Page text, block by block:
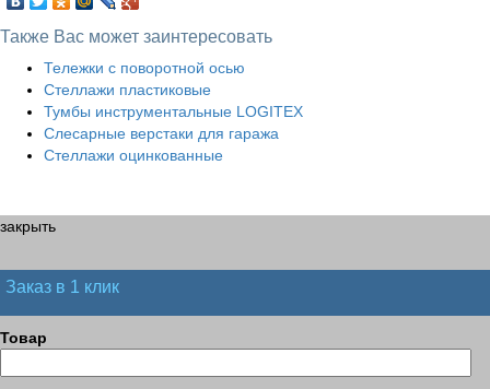
Также Вас может заинтересовать
Тележки с поворотной осью
Стеллажи пластиковые
Тумбы инструментальные LOGITEX
Слесарные верстаки для гаража
Стеллажи оцинкованные
закрыть
Заказ в 1 клик
Товар